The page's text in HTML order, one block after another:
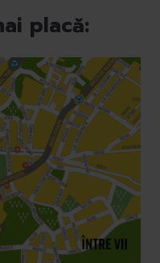
placă: